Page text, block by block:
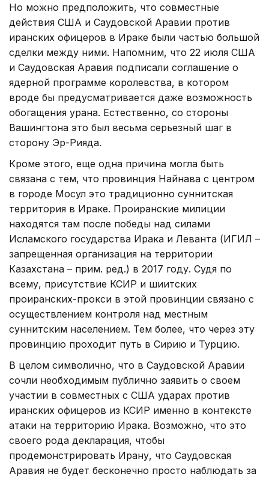
Но можно предположить, что совместные
действия США и Саудовской Аравии против
иранских офицеров в Ираке были частью большой
сделки между ними. Напомним, что 22 июля США
и Саудовская Аравия подписали соглашение о
ядерной программе королевства, в котором
вроде бы предусматривается даже возможность
обогащения урана. Естественно, со стороны
Вашингтона это был весьма серьезный шаг в
сторону Эр-Рияда.
Кроме этого, еще одна причина могла быть
связана с тем, что провинция Найнава с центром
в городе Мосул это традиционно суннитская
территория в Ираке. Проиранские милиции
находятся там после победы над силами
Исламского государства Ирака и Леванта (ИГИЛ –
запрещенная организация на территории
Казахстана – прим. ред.) в 2017 году. Судя по
всему, присутствие КСИР и шиитских
проиранских-прокси в этой провинции связано с
осуществлением контроля над местным
суннитским населением. Тем более, что через эту
провинцию проходит путь в Сирию и Турцию.
В целом символично, что в Саудовской Аравии
сочли необходимым публично заявить о своем
участии в совместных с США ударах против
иранских офицеров из КСИР именно в контексте
атаки на территорию Ирака. Возможно, что это
своего рода декларация, чтобы
продемонстрировать Ирану, что Саудовская
Аравия не будет бесконечно просто наблюдать за